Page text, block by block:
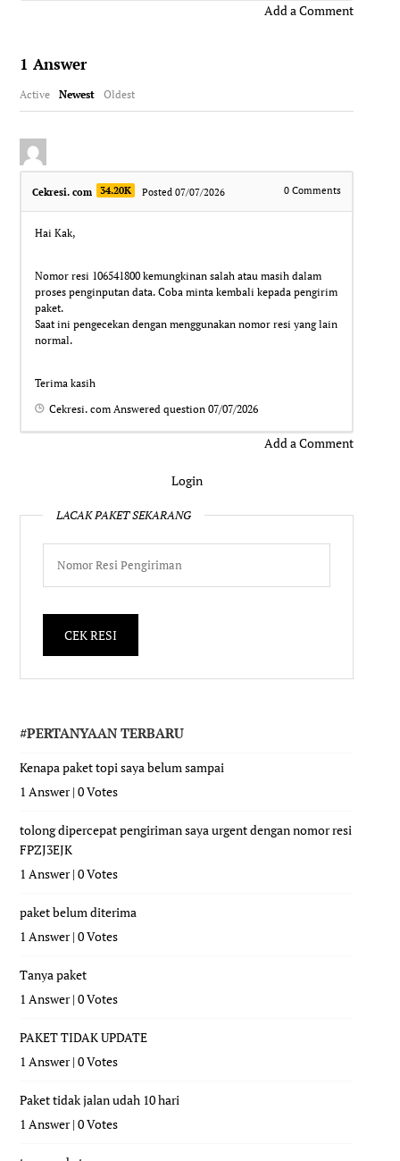
Add a Comment
1 Answer
Active Newest Oldest
Cekresi. com 34.20K Posted 07/07/2026 0Comments
Hai Kak,
Nomor resi 106541800 kemungkinan salah atau masih dalam
proses penginputan data. Coba minta kembali kepada pengirim
paket.
Saat ini pengecekan dengan menggunakan nomor resi yang lain
normal.
Terima kasih
Cekresi. com Answered question07/07/2026
Add a Comment
Login
LACAK PAKET SEKARANG
#PERTANYAAN TERBARU
Kenapa paket topi saya belum sampai
1 Answer|0 Votes
tolong dipercepat pengiriman saya urgent dengan nomor resi
FPZJ3EJK
1 Answer|0 Votes
paket belum diterima
1 Answer|0 Votes
Tanya paket
1 Answer|0 Votes
PAKET TIDAK UPDATE
1 Answer|0 Votes
Paket tidak jalan udah 10 hari
1 Answer|0 Votes